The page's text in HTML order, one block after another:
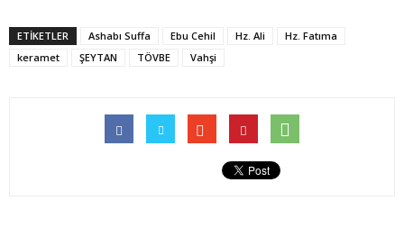
ETİKETLER Ashabı Suffa Ebu Cehil Hz. Ali
Hz. Fatıma
keramet
ŞEYTAN TÖVBE Vahşi